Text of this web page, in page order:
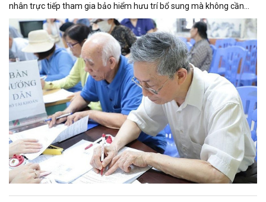
nhân trực tiếp tham gia bảo hiểm hưu trí bổ sung mà không cần
thông qua người sử dụng lao động. Dự thảo cũng điều chỉnh cách
tính thời gian đóng bảo hiểm xã hội nhằm bảo đảm quyền lợi cho
người tham gia.